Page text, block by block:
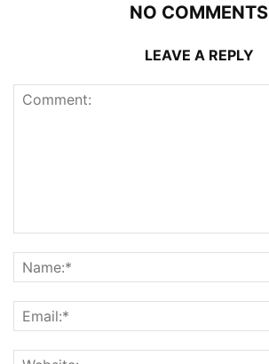
NO COMMENTS
LEAVE A REPLY